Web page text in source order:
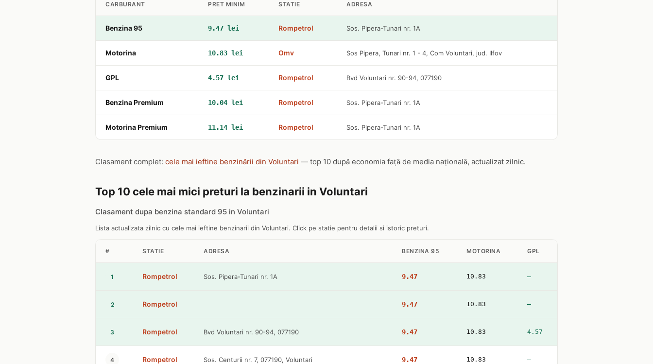
CARBURANT PRET MINIM STATIE ADRESA
Benzina 95 9.47 lei Rompetrol Sos. Pipera-Tunari nr. 1A
Motorina 10.83 lei Omv Sos Pipera, Tunari nr. 1 - 4, Com Voluntari, jud. Ilfov
GPL 4.57 lei Rompetrol Bvd Voluntari nr. 90-94, 077190
Benzina Premium 10.04 lei Rompetrol Sos. Pipera-Tunari nr. 1A
Motorina Premium 11.14 lei Rompetrol Sos. Pipera-Tunari nr. 1A
Clasament complet: cele mai ieftine benzinării din Voluntari — top 10 după economia față de media națională, actualizat zilnic.
Top 10 cele mai mici preturi la benzinarii in Voluntari
Clasament dupa benzina standard 95 in Voluntari
Lista actualizata zilnic cu cele mai ieftine benzinarii din Voluntari. Click pe statie pentru detalii si istoric preturi.
# STATIE ADRESA BENZINA 95 MOTORINA GPL
1 Rompetrol Sos. Pipera-Tunari nr. 1A 9.47 10.83 —
2 Rompetrol 9.47 10.83 —
3 Rompetrol Bvd Voluntari nr. 90-94, 077190 9.47 10.83 4.57
4 Rompetrol Sos. Centurii nr. 7, 077190, Voluntari 9.47 10.83 —